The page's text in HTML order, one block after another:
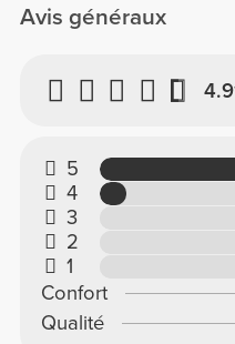
Avis généraux
5
4
3
2
1
Confort
Qualité